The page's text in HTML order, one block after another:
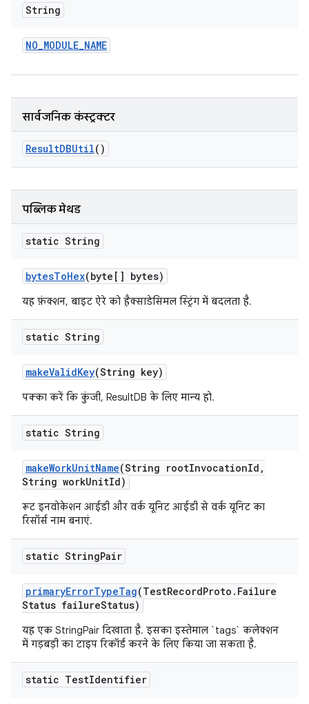
String
NO_MODULE_NAME
सार्वजनिक कंस्ट्रक्टर
ResultDBUtil()
पब्लिक मेथड
static String
bytesToHex(byte[] bytes)
यह फ़ंक्शन, बाइट ऐरे को हैक्साडेसिमल स्ट्रिंग में बदलता है.
static String
makeValidKey(String key)
पक्का करें कि कुंजी, ResultDB के लिए मान्य हो.
static String
makeWorkUnitName(String rootInvocationId ,
String workUnitId)
रूट इनवोकेशन आईडी और वर्क यूनिट आईडी से वर्क यूनिट का
रिसॉर्स नाम बनाएं.
static StringPair
primaryErrorTypeTag(TestRecordProto . Failure
Status failureStatus)
यह एक StringPair दिखाता है. इसका इस्तेमाल `tags` कलेक्शन
में गड़बड़ी का टाइप रिकॉर्ड करने के लिए किया जा सकता है.
static TestIdentifier